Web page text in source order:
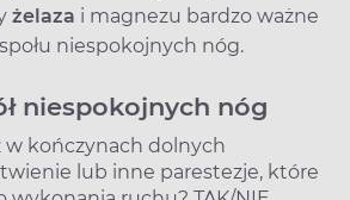
żelaza i magnezu bardzo ważne
niespokojnych nóg.
niespokojnych nóg
w kończynach dolnych
lub inne parestezje, które